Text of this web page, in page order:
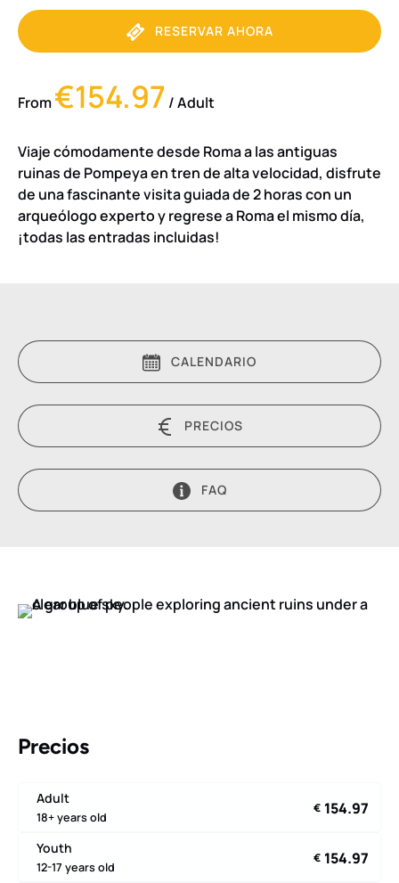
RESERVAR AHORA
From€154.97 / Adult
Viaje cómodamente desde Roma a las antiguas
ruinas de Pompeya en tren de alta velocidad, disfrute
de una fascinante visita guiada de 2 horas con un
arqueólogo experto y regrese a Roma el mismo día,
¡todas las entradas incluidas!
CALENDARIO
PRECIOS
FAQ
Precios
Adult
18+ years old
€ 154.97
Youth
12-17 years old
€ 154.97